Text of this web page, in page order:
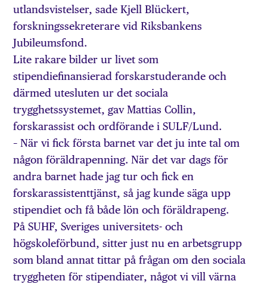
utlandsvistelser, sade Kjell Blückert,
forskningssekreterare vid Riksbankens
Jubileumsfond.
Lite rakare bilder ur livet som
stipendiefinansierad forskarstuderande och
därmed utesluten ur det sociala
trygghetssystemet, gav Mattias Collin,
forskarassist och ordförande i SULF/Lund.
– När vi fick första barnet var det ju inte tal om
någon föräldrapenning. När det var dags för
andra barnet hade jag tur och fick en
forskarassistenttjänst, så jag kunde säga upp
stipendiet och få både lön och föräldrapeng.
På SUHF, Sveriges universitets- och
högskoleförbund, sitter just nu en arbetsgrupp
som bland annat tittar på frågan om den sociala
tryggheten för stipendiater, något vi vill värna